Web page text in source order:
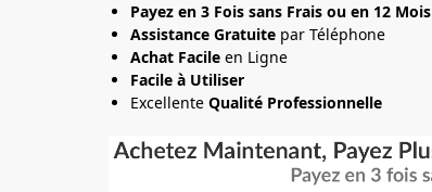
Payez en 3 Fois sans Frais ou en 12 Mois
Assistance Gratuite par Téléphone
Achat Facile en Ligne
Facile à Utiliser
ExcellenteQualité Professionnelle